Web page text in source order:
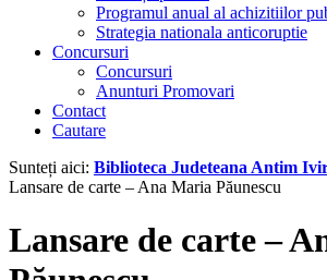
Programul anual al achizitiilor
Strategia nationala anticoruptie
Concursuri
Concursuri
Anunturi Promovari
Contact
Cautare
Sunteți aici: Biblioteca Judeteana Antim
Lansare de carte – Ana Maria Păunescu
Lansare de carte –